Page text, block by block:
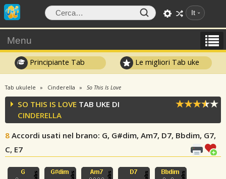
It
Menu
Principiante Tab Le migliori Tab uke
Tab ukulele Cinderella So This Is Love
SO THIS IS LOVE TAB UKE DI
CINDERELLA
8 Accordi usati nel brano: G, G#dim, Am7, D7, Bbdim, G7,
C, E7